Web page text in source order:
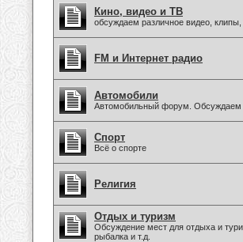
Кино, видео и ТВ
обсуждаем различное видео,
FM и Интернет радио
Автомобили
Автомобильный форум.
Спорт
Всё о спорте
Религия
Отдых и туризм
Обсуждение мест для отдыха и
рыбалка и т.д.